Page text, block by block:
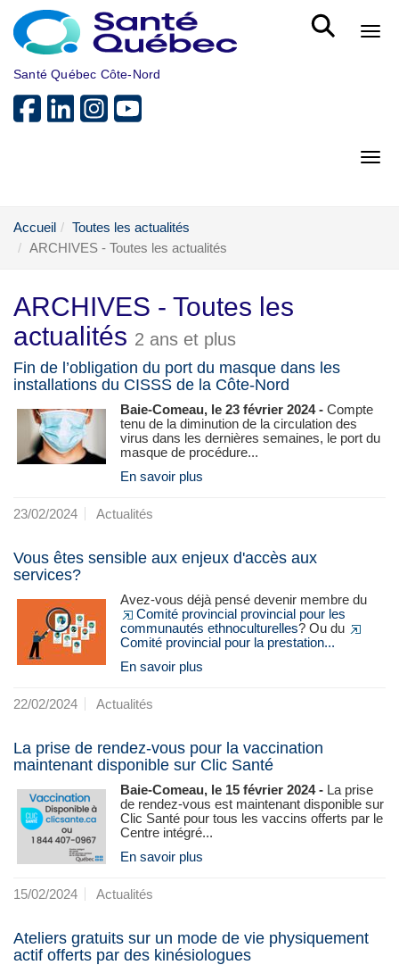
Aller au menu principal
Santé Québec Côte-Nord
Accueil
Toutes les actualités
ARCHIVES - Toutes les actualités
ARCHIVES - Toutes les
actualités 2 ans et plus
Fin de l’obligation du port du masque dans les
installations du CISSS de la Côte-Nord
Baie-Comeau, le 23 février 2024 - Compte
tenu de la diminution de la circulation des
virus dans les dernières semaines, le port du
masque de procédure...
En savoir plus
23/02/2024 Actualités
Vous êtes sensible aux enjeux d'accès aux
services?
Avez-vous déjà pensé devenir membre du
Comité provincial provincial pour les
communautés ethnoculturelles? Ou du
Comité provincial pour la prestation...
En savoir plus
22/02/2024 Actualités
La prise de rendez-vous pour la vaccination
maintenant disponible sur Clic Santé
Baie-Comeau, le 15 février 2024 - La prise
de rendez-vous est maintenant disponible sur
Clic Santé pour tous les vaccins offerts par le
Centre intégré...
En savoir plus
15/02/2024 Actualités
Ateliers gratuits sur un mode de vie physiquement
actif offerts par des kinésiologues